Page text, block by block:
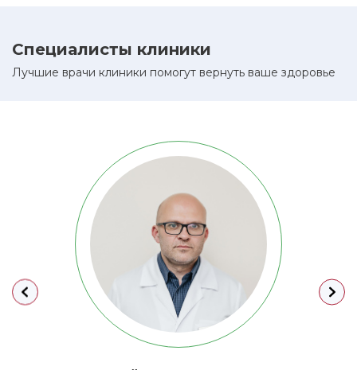
Специалисты клиники
Лучшие врачи клиники помогут вернуть ваше здоровье